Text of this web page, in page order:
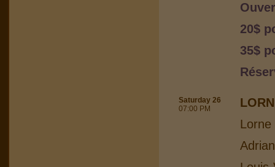
20$
35$
Saturday 26
07:00 PM
Lorne